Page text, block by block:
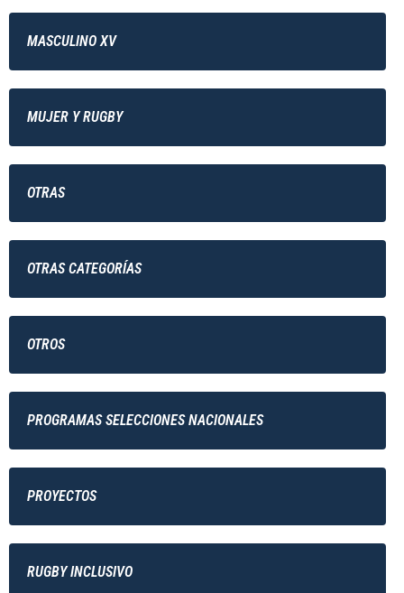
MASCULINO XV
MUJER Y RUGBY
OTRAS
OTRAS CATEGORÍAS
OTROS
PROGRAMAS SELECCIONES NACIONALES
PROYECTOS
RUGBY INCLUSIVO